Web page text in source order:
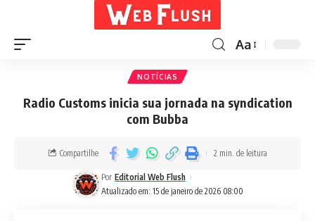
Aa
NOTÍCIAS
Radio Customs inicia sua jornada na syndication
com Bubba
Atualizado em: 15 de janeiro de 2026 08:00
Por Editorial Web Flush
Compartilhe 2 min. de leitura